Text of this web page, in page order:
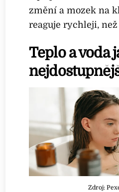
změní a mozek na
reaguje rychleji, než
Teplo a voda
Zdroj: